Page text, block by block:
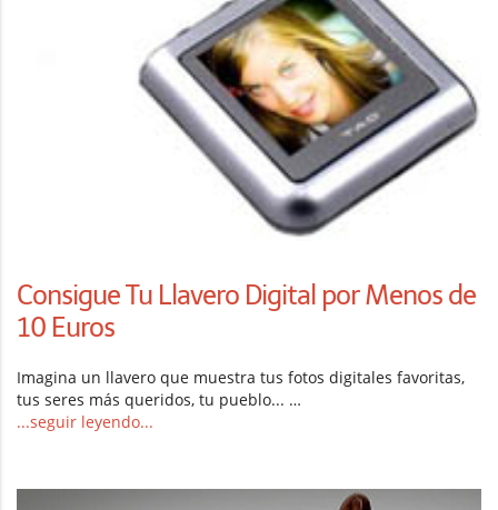
Consigue Tu Llavero Digital por Menos de
10 Euros
Imagina un llavero que muestra tus fotos digitales favoritas,
tus seres más queridos, tu pueblo... …
...seguir leyendo...